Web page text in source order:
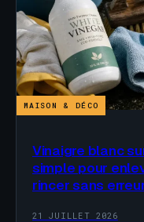
MAISON & DÉCO
Vinaigre blanc
simple pour
rincer sans
21 JUILLET 2026